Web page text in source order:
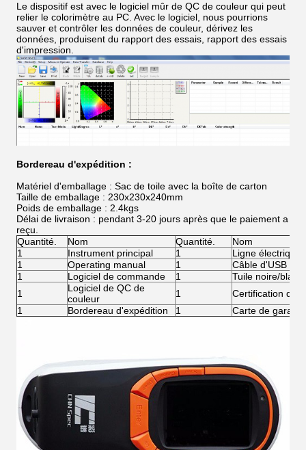
Le dispositif est avec le logiciel mûr de QC de couleur qui peut
relier le colorimètre au PC. Avec le logiciel, nous pourrions
sauver et contrôler les données de couleur, dérivez les
données, produisent du rapport des essais, rapport des essais
d'impression.
Bordereau d'expédition :
Matériel d'emballage : Sac de toile avec la boîte de carton
Taille de emballage : 230x230x240mm
Poids de emballage : 2.4kgs
Délai de livraison : pendant 3-20 jours après que le paiement a
reçu.
Quantité.
Nom Quantité.
Nom
1
Instrument principal 1
Ligne électrique
1
Operating manual 1
Câble d'USB
1
Logiciel de commande 1
Tuile noire/
1
Logiciel de QC de
couleur
1
Certification de
1
Bordereau d'expédition 1 Carte de